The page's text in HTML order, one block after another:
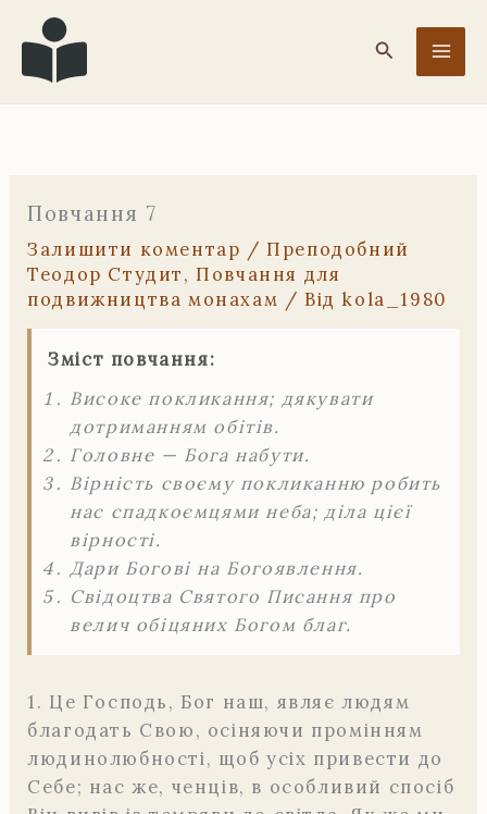
Перейти
до
вмісту
Пошук
Повчання 7
Залишити коментар / Преподобний
Теодор Студит, Повчання для
подвижництва монахам / Від kola_1980
Зміст повчання:
Високе покликання; дякувати
дотриманням обітів.
Головне — Бога набути.
Вірність своєму покликанню робить
нас спадкоємцями неба; діла цієї
вірності.
Дари Богові на Богоявлення.
Свідоцтва Святого Писання про
велич обіцяних Богом благ.
1. Це Господь, Бог наш, являє людям
благодать Свою, осіняючи промінням
людинолюбності, щоб усіх привести до
Себе; нас же, ченців, в особливий спосіб